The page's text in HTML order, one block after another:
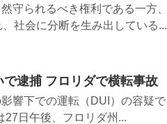
守られるべき権利である一方、
社会に分断を生み出している...
逮捕 フロリダで横転事故
響下での運転（DUI）の容疑で
日午後、フロリダ州...